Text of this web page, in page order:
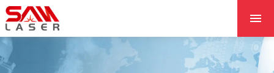
À PROPOS DE
PRODUITS